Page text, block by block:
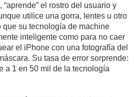
el rostro del usuario y
utilice una gorra, lentes u otro
su tecnología de machine
inteligente como para no caer
el iPhone con una fotografía del
Su tasa de error sorprende:
a 1 en 50 mil de la tecnología